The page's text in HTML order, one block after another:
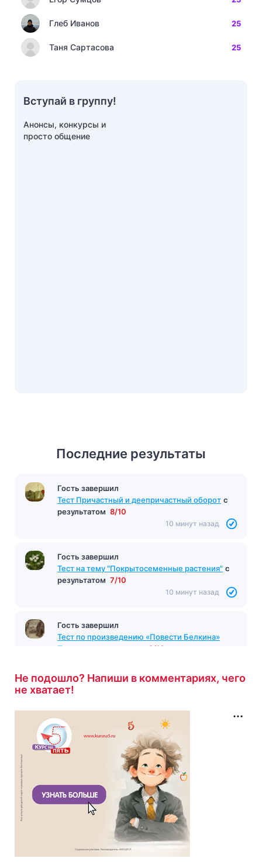
Последние результаты
Гость завершил
Тест Причастный и деепричастный оборот с
результатом 8/10
10 минут назад
Гость завершил
Тест на тему "Покрытосеменные растения" с
результатом 7/10
10 минут назад
Гость завершил
Тест по произведению «Повести Белкина»
Пушкин
8/10
Не подошло? Напиши в комментариях, чего
не хватает!
Глеб Иванов 25
Таня Сартасова 25
Вступай в группу!
Анонсы, конкурсы и
просто общение